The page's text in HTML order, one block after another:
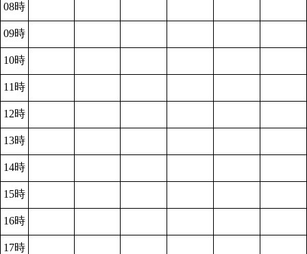
08時
09時
10時
11時
12時
13時
14時
15時
16時
17時